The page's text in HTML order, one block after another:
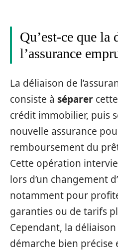
Qu’est-ce que la
l’assurance
La déliaison de
consiste à séparer
crédit immobilier, puis
nouvelle assurance
remboursement du
Cette opération
lors d’un changement
notamment pour
garanties ou de tarifs
Cependant, la
démarche bien